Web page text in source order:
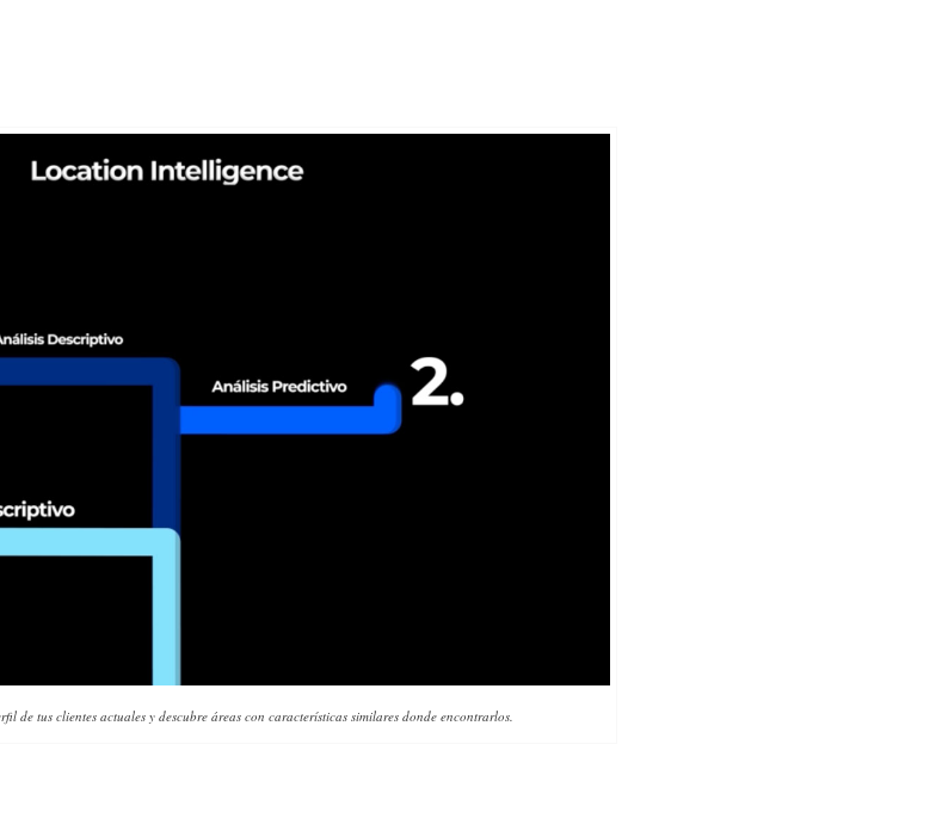
de tus clientes actuales y descubre áreas con características similares donde encontrarlos.